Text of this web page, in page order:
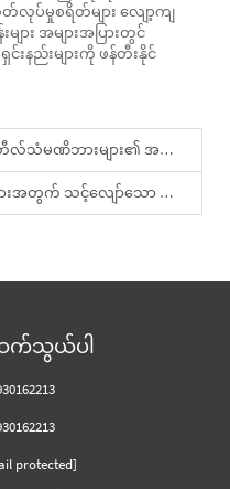
လုပ်မှုစရိတ်များ လျော့ကျ
ား အများအပြားတွင်
းနည်းများကို ဖန်တီးနိုင်
း၏ အကျေးဇူးများမှာ အဘယ်နည်း
ာ်သော အလူမီနီယံ ပိုက်ကို ရွေးချယ်နည်း
က်သွယ်ပါ
protected]